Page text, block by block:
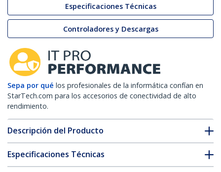
Especificaciones Técnicas
Controladores y Descargas
Sepa por qué los profesionales de la informática confían en
StarTech.com para los accesorios de conectividad de alto
rendimiento.
Descripción del Producto
Especificaciones Técnicas